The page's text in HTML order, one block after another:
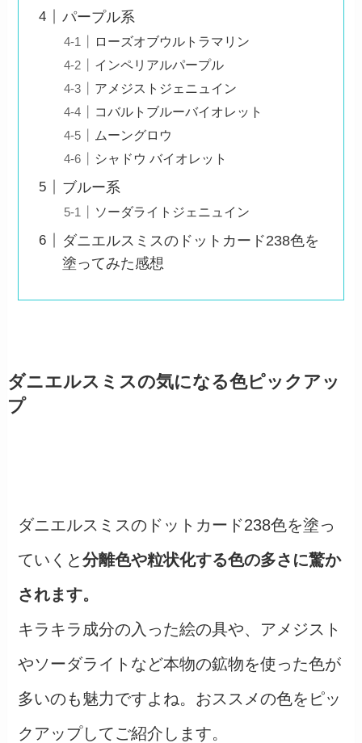
パープル系
ローズオブウルトラマリン
インペリアルパープル
アメジストジェニュイン
コバルトブルーバイオレット
ムーングロウ
シャドウ バイオレット
ブルー系
ソーダライトジェニュイン
ダニエルスミスのドットカード238色を
塗ってみた感想
ダニエルスミスの気になる色ピックアッ
プ
ダニエルスミスのドットカード238色を塗っ
ていくと分離色や粒状化する色の多さに驚か
されます。
キラキラ成分の入った絵の具や、アメジスト
やソーダライトなど本物の鉱物を使った色が
多いのも魅力ですよね。おススメの色をピッ
クアップしてご紹介します。